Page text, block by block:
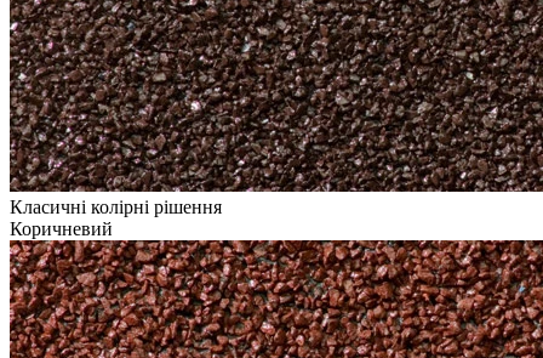
Класичні колірні рішення
Коричневий